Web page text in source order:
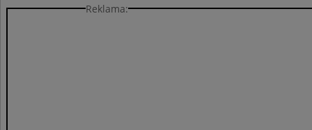
Reklama: